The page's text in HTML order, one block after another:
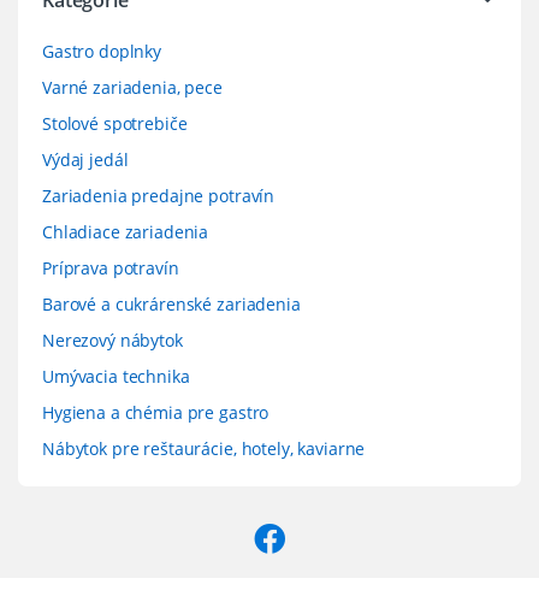
Gastro doplnky
Varné zariadenia, pece
Stolové spotrebiče
Výdaj jedál
Zariadenia predajne potravín
Chladiace zariadenia
Príprava potravín
Barové a cukrárenské zariadenia
Nerezový nábytok
Umývacia technika
Hygiena a chémia pre gastro
Nábytok pre reštaurácie, hotely, kaviarne